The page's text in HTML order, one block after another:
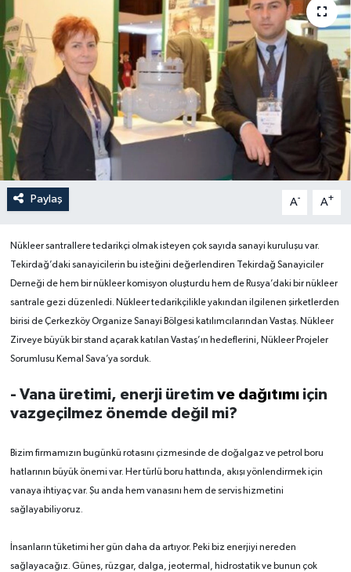
Paylaş A- A+
Nükleer santrallere tedarikçi olmak isteyen çok sayıda sanayi kuruluşu var.
Tekirdağ’daki sanayicilerin bu isteğini değerlendiren Tekirdağ Sanayiciler
Derneği de hem bir nükleer komisyon oluşturdu hem de Rusya’daki bir nükleer
santrale gezi düzenledi. Nükleer tedarikçilikle yakından ilgilenen şirketlerden
birisi de Çerkezköy Organize Sanayi Bölgesi katılımcılarından Vastaş. Nükleer
Zirveye büyük bir stand açarak katılan Vastaş’ın hedeflerini, Nükleer Projeler
Sorumlusu Kemal Sava’ya sorduk.
- Vana üretimi, enerji üretim ve dağıtımıiçin
vazgeçilmez önemde değil mi?
Bizim firmamızın bugünkü rotasını çizmesinde de doğalgaz ve petrol boru
hatlarının büyük önemi var. Her türlü boru hattında, akışı yönlendirmek için
vanaya ihtiyaç var. Şu anda hem vanasını hem de servis hizmetini
sağlayabiliyoruz.
İnsanların tüketimi her gün daha da artıyor. Peki biz enerjiyi nereden
sağlayacağız. Güneş, rüzgar, dalga, jeotermal, hidrostatik ve bunun çok